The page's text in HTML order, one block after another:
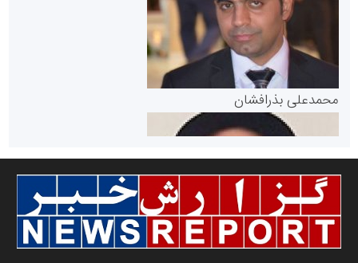
پایگاه خبری گفتمان یزد
مرجع اخبار موثق در بازارسرمایه
سازمان صنعت،معدن و تجارت
محمدعلی بذرافشان